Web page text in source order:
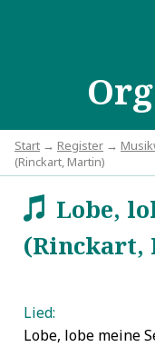
Start → Register →
(Rinckart, Martin)
wLobe,
(Rinckart,
Lied:
Lobe, lobe meine